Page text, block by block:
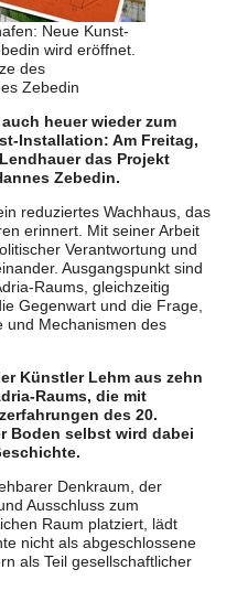
Neue Kunst-
wird eröffnet.
des
Zebedin
heuer wieder zum
Installation: Am Freitag,
das Projekt
Zebedin.
reduziertes Wachhaus, das
erinnert. Mit seiner Arbeit
Verantwortung und
Ausgangspunkt sind
Raums, gleichzeitig
Gegenwart und die Frage,
und Mechanismen des
Künstler Lehm aus zehn
Raums, die mit
des 20.
Boden selbst wird dabei
Denkraum, der
Ausschluss zum
Raum platziert, lädt
nicht als abgeschlossene
als Teil gesellschaftlicher